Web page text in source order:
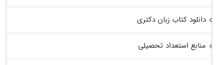
دانلود کتاب زبان دکتری
منابع استعداد تحصیلی